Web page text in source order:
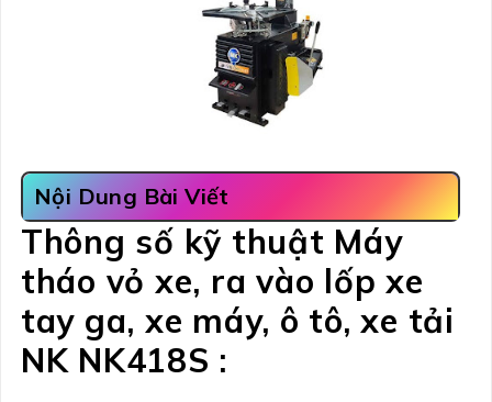
Nội Dung Bài Viết
Thông số kỹ thuật Máy
tháo vỏ xe, ra vào lốp xe
tay ga, xe máy, ô tô, xe tải
NK NK418S :